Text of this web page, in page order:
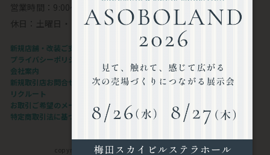
営業時間：9:00～18:00
休日：土曜日・日曜日・祝日
新規店舗・改装ご支援します
プライバシーポリシー
会社案内
新規取引店お問合せフォーム
リクルート
お取引ご希望のメーカー様
特定商取引法に基づく表記
copyright©AsoboLabo co.,ltd. All Rights Reserved.